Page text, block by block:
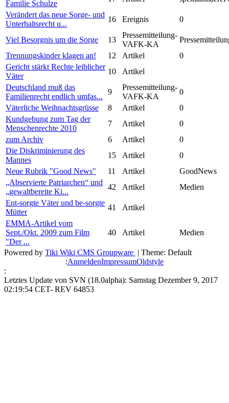
Familie Schulze
Verändert das neue Sorge- und
Unterhaltsrecht u...
16 Ereignis 0
Viel Besorgnis um die Sorge 13
Pressemitteilung-
VAFK-KA
Trennungskinder klagen an!
12 Artikel
0
Gericht stärkt Rechte leiblicher
Väter
10
Artikel
Deutschland muß das
Familienrecht endlich umfas...
9
Pressemitteilung-
VAFK-KA
0
Väterliche Weihnachtsgrüsse
8 Artikel
0
Kundgebung zum Tag der
Menschenrechte 2010
7 Artikel
0
zum Archiv
6 Artikel
0
Die Diskriminierung des
Mannes
15 Artikel
0
Neue Rubrik "Good News"
11 Artikel
GoodNews
„Abservierte Patriarchen“ und
„gewaltbereite Ki...
42 Artikel
Medien
Ent-sorgte Väter und be-sorgte
Mütter
41
Artikel
EMMA-Artikel vom
Sept./Okt. 2009 zum Film
"Der ...
40 Artikel Medien
Powered by Tiki Wiki CMS Groupware | Theme: Default
:AnmeldenImpressumOldstyle
:
Letztes Update von SVN (18.0alpha): Samstag Dezember 9, 2017
02:19:54 CET- REV 64853